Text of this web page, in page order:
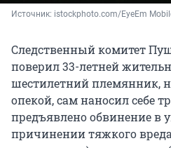
Источник: istockphoto.com/EyeEm
Следственный комитет
поверил 33-летней
шестилетний племянник,
опекой, сам наносил себе
предъявлено обвинение
причинении тяжкого вреда